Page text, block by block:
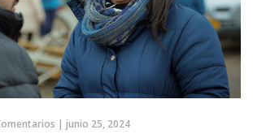
| junio 25, 2024